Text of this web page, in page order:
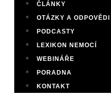
ČLÁNKY
OTÁZKY A ODPOVĚDI
PODCASTY
LEXIKON NEMOCÍ
WEBINÁŘE
PORADNA
KONTAKT